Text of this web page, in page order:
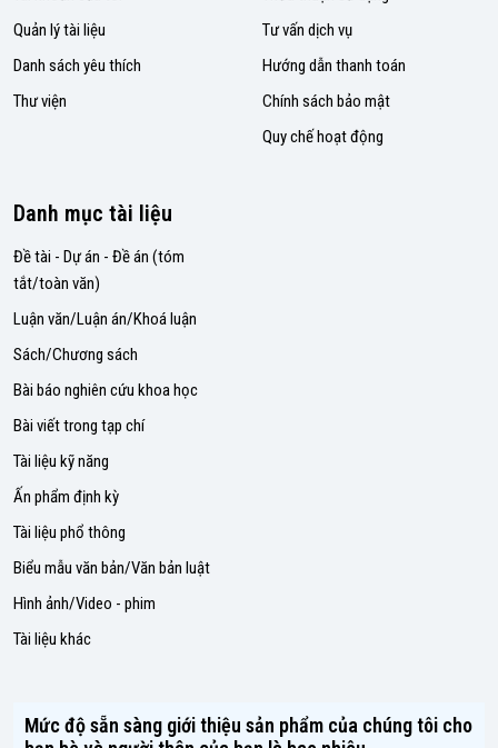
Quản lý tài liệu
Danh sách yêu thích
Thư viện
Tư vấn dịch vụ
Hướng dẫn thanh toán
Chính sách bảo mật
Quy chế hoạt động
Danh mục tài liệu
Đề tài - Dự án - Đề án (tóm
tắt/toàn văn)
Luận văn/Luận án/Khoá luận
Sách/Chương sách
Bài báo nghiên cứu khoa học
Bài viết trong tạp chí
Tài liệu kỹ năng
Ấn phẩm định kỳ
Tài liệu phổ thông
Biểu mẫu văn bản/Văn bản luật
Hình ảnh/Video - phim
Tài liệu khác
Mức độ sẵn sàng giới thiệu sản phẩm của chúng tôi cho